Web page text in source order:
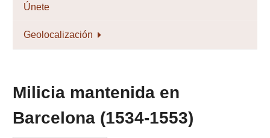
Únete
Geolocalización
Milicia mantenida en
Barcelona (1534-1553)